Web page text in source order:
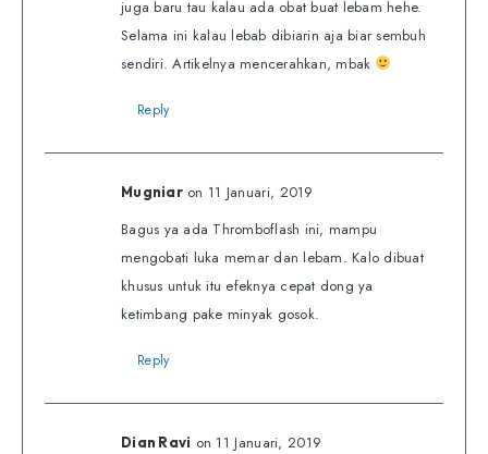
juga baru tau kalau ada obat buat lebam hehe.
Selama ini kalau lebab dibiarin aja biar sembuh
sendiri. Artikelnya mencerahkan, mbak
Reply
Mugniar on 11 Januari, 2019
Bagus ya ada Thromboflash ini, mampu
mengobati luka memar dan lebam. Kalo dibuat
khusus untuk itu efeknya cepat dong ya
ketimbang pake minyak gosok.
Reply
Dian Ravi on 11 Januari, 2019